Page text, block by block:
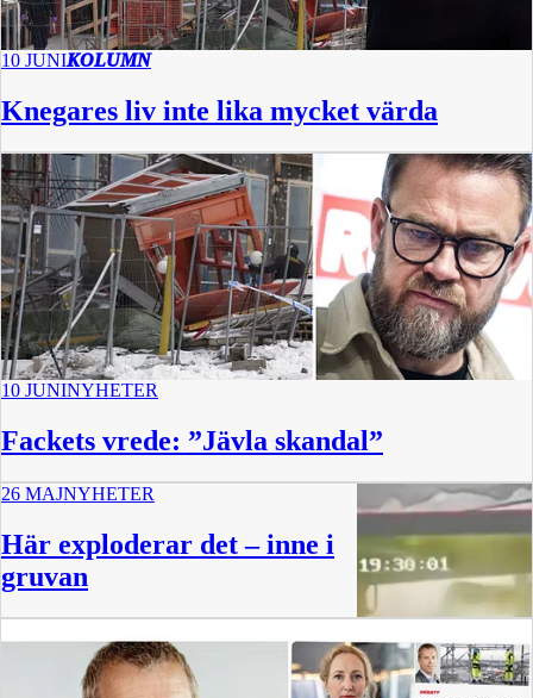
10 JUNIKOLUMN
Knegares liv inte lika mycket värda
10 JUNINYHETER
Fackets vrede: ”Jävla skandal”
26 MAJNYHETER
Här exploderar det – inne i
gruvan